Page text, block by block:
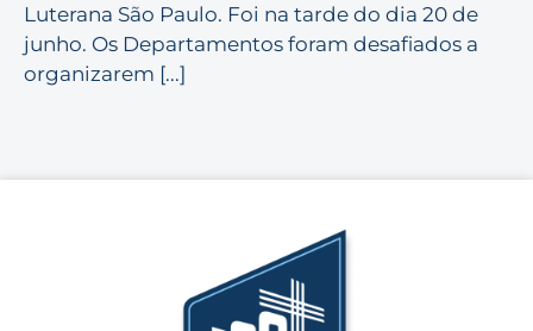
Luterana São Paulo. Foi na tarde do dia 20 de
junho. Os Departamentos foram desafiados a
organizarem [...]